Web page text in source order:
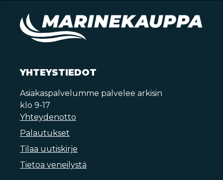
YHTEYSTIEDOT
Asiakaspalvelumme palvelee arkisin
klo 9-17
Yhteydenotto
Palautukset
Tilaa uutiskirje
Tietoa veneilystä